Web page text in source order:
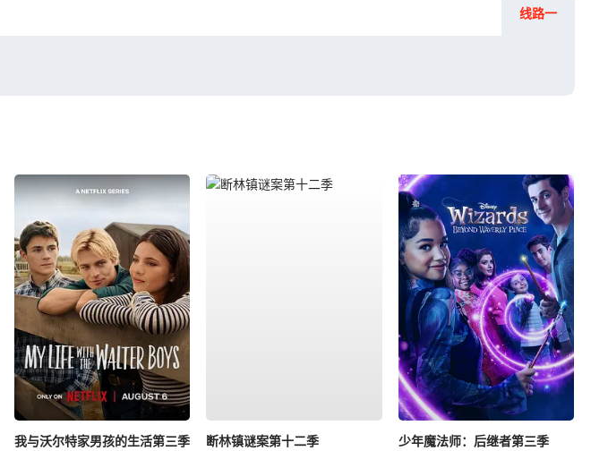
线路一
我与沃尔特家男孩的生活第三季
断林镇谜案第十二季
少年魔法师：后继者第三季